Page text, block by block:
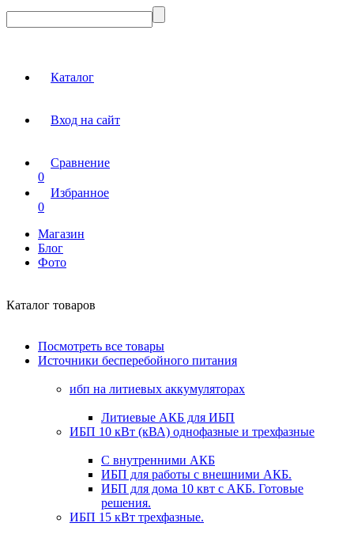
Каталог
Вход на сайт
Сравнение
0
Избранное
0
Магазин
Блог
Фото
Каталог товаров
Посмотреть все товары
Источники бесперебойного питания
ибп на литиевых аккумуляторах
Литиевые АКБ для ИБП
ИБП 10 кВт (кВА) однофазные и трехфазные
С внутренними АКБ
ИБП для работы с внешними АКБ.
ИБП для дома 10 квт с АКБ. Готовые
решения.
ИБП 15 кВт трехфазные.